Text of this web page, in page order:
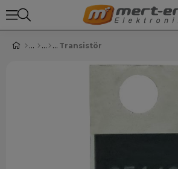
Transistör